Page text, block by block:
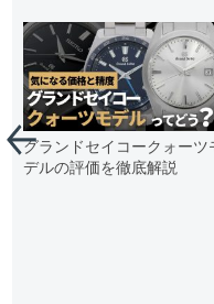
グランドセイコークォーツ
デルの評価を徹底解説